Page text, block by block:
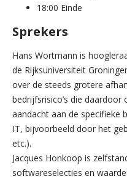
18:00 Einde
Sprekers
Hans Wortmann is
de Rijksuniversiteit
over de steeds grotere
bedrijfsrisico’s die
aandacht aan de specifieke
IT, bijvoorbeeld door het
etc.).
Jacques Honkoop is
softwareselecties en